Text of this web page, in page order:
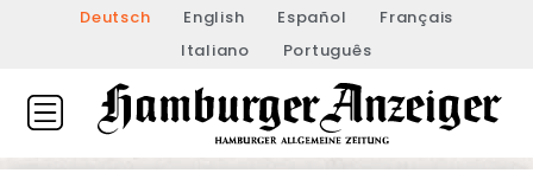
Deutsch English Español
Français
Italiano
Português